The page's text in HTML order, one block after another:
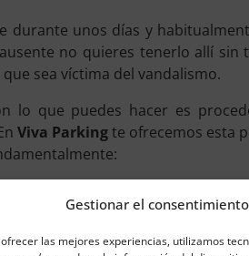
Gestionar el
las mejores experiencias, utilizamos
durante unos días y
no quieres tenerlo allí sin
sea víctima del vandalismo.
lo que puedes hacer es
Viva Parkingte ofrecemos esta
los motivos por los que más
la misma tiene un precio muy